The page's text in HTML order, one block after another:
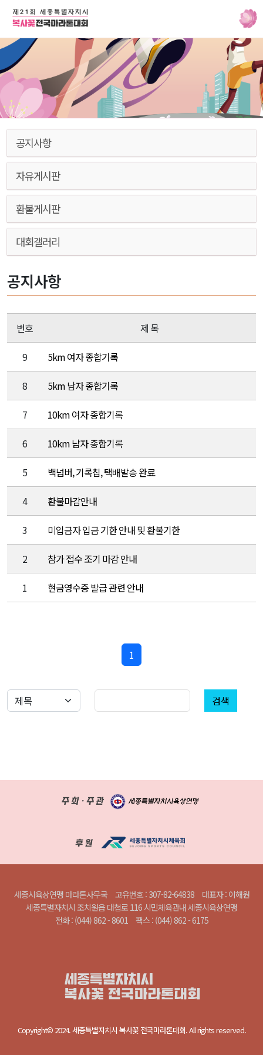
공지사항
자유게시판
환불게시판
대회갤러리
공지사항
번호 제 목
9 5km 여자 종합기록
8 5km 남자 종합기록
7 10km 여자 종합기록
6 10km 남자 종합기록
5 백넘버, 기록칩, 택배발송 완료
4 환불마감안내
3 미입금자 입금 기한 안내 및 환불기한
2 참가 접수 조기 마감 안내
1 현금영수증 발급 관련 안내
1
검색
세종시육상연맹 마라톤사무국 고유번호 : 307-82-64838
대표자 : 이해원
세종특별자치시 조치원읍 대첩로 116 시민체육관내 세종시육상연맹
전화 : (044) 862 - 8601
팩스 : (044) 862 - 6175
Copyright© 2024. 세종특별자치시 복사꽃 전국마라톤대회. All rights reserved.